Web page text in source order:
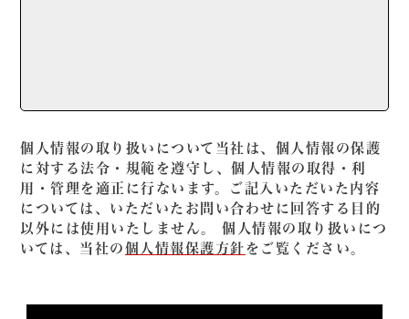
個人情報の取り扱いについて当社は、個人情報の保護
に対する法令・規範を遵守し、個人情報の取得・利
用・管理を適正に行ないます。ご記入いただいた内容
については、いただいたお問い合わせに回答する目的
以外には使用いたしません。 個人情報の取り扱いにつ
いては、当社の 個人情報保護方針 をご覧ください。